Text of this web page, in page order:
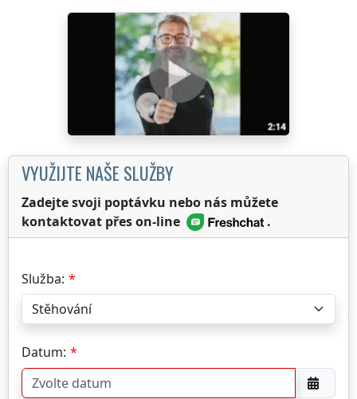
VYUŽIJTE NAŠE SLUŽBY
Zadejte svoji poptávku nebo nás můžete
kontaktovat přes on-line
.
Služba:
Datum: